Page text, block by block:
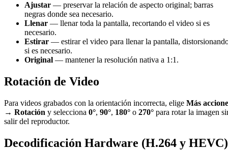
Ajustar — preservar la relación de aspecto original; barras
negras donde sea necesario.
Llenar — llenar toda la pantalla, recortando el video si es
necesario.
Estirar — estirar el video para llenar la pantalla,
si es necesario.
Original — mantener la resolución nativa a 1:1.
Rotación de Video
Para videos grabados con la orientación incorrecta, elige Más
→ Rotación y selecciona 0°, 90°, 180° o 270° para rotar la imagen
salir del reproductor.
Decodificación Hardware (H.264 y HEVC)